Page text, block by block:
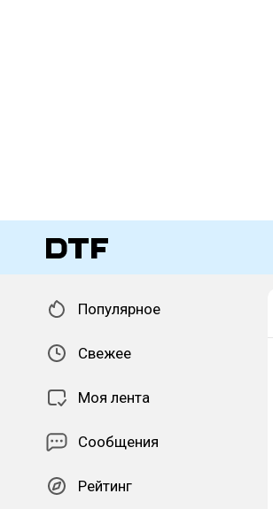
Популярное
Свежее
Моя лента
Сообщения
Рейтинг